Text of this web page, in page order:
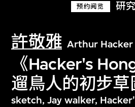
预约阅览 研
許敬雅 Arthur Hacker
《Hacker's
遛鳥人的初步草
sketch, Jay walker,
探索世界顶级的二十及
文化藏品。